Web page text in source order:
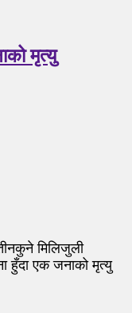
मृत्यु
मिलिजुली
हुँदा एक जनाको मृत्यु